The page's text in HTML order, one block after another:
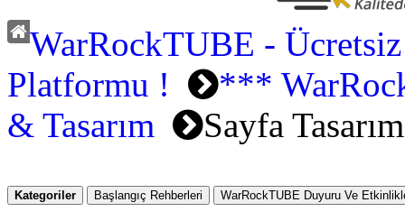
WarRockTUBE -
Platformu !
***
& Tasarım
Sayfa
Kategoriler Başlangıç Rehberleri WarRockTUBE Duyuru Ve